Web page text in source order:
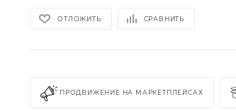
ОТЛОЖИТЬ СРАВНИТЬ
ПРОДВИЖЕНИЕ НА МАРКЕТПЛЕЙСАХ